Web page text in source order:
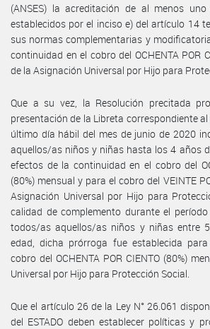
(ANSES) la acreditación de al menos
establecidos por el inciso e) del artículo 14
sus normas complementarias y
continuidad en el cobro del OCHENTA POR
de la Asignación Universal por Hijo para
Que a su vez, la Resolución precitada
presentación de la Libreta correspondiente
último día hábil del mes de junio de 2020
aquellos/as niños y niñas hasta los 4 años
efectos de la continuidad en el cobro del
(80%) mensual y para el cobro del VEINTE
Asignación Universal por Hijo para
calidad de complemento durante el
todos/as aquellos/as niños y niñas entre
edad, dicha prórroga fue establecida
cobro del OCHENTA POR CIENTO (80%)
Universal por Hijo para Protección Social.
Que el artículo 26 de la Ley N° 26.061
del ESTADO deben establecer políticas y